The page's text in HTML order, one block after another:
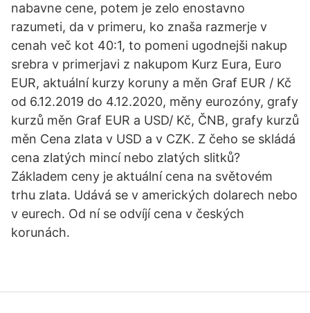
nabavne cene, potem je zelo enostavno
razumeti, da v primeru, ko znaša razmerje v
cenah več kot 40:1, to pomeni ugodnejši nakup
srebra v primerjavi z nakupom Kurz Eura, Euro
EUR, aktuální kurzy koruny a měn Graf EUR / Kč
od 6.12.2019 do 4.12.2020, měny eurozóny, grafy
kurzů měn Graf EUR a USD/ Kč, ČNB, grafy kurzů
měn Cena zlata v USD a v CZK. Z čeho se skládá
cena zlatých mincí nebo zlatých slitků?
Základem ceny je aktuální cena na světovém
trhu zlata. Udává se v amerických dolarech nebo
v eurech. Od ní se odvíjí cena v českých
korunách.